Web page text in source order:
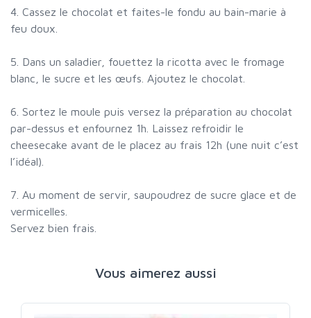
4. Cassez le chocolat et faites-le fondu au bain-marie à
feu doux.
5. Dans un saladier, fouettez la ricotta avec le fromage
blanc, le sucre et les œufs. Ajoutez le chocolat.
6. Sortez le moule puis versez la préparation au chocolat
par-dessus et enfournez 1h. Laissez refroidir le
cheesecake avant de le placez au frais 12h (une nuit c’est
l’idéal).
7. Au moment de servir, saupoudrez de sucre glace et de
vermicelles.
Servez bien frais.
Vous aimerez aussi